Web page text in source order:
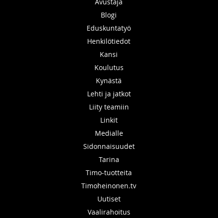
Blogi
Eduskuntatyö
Henkilötiedot
Kansi
Koulutus
Kynästä
Lehti ja jatkot
Liity teamiin
Linkit
Medialle
Sidonnaisuudet
Tarina
Timo-tuotteita
Timoheinonen.tv
Uutiset
Vaalirahoitus